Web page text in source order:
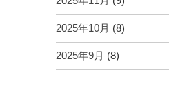
2025年10月 (8)
2025年9月 (8)